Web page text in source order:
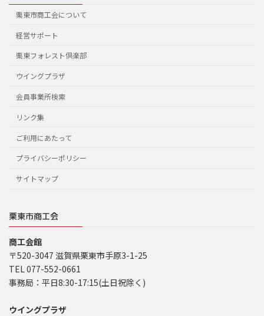
栗東市商工会について
経営サポート
栗東フォレスト倶楽部
ウイングプラザ
会員事業所検索
リンク集
ご利用にあたって
プライバシーポリシー
サイトマップ
栗東市商工会
商工会館
〒520-3047 滋賀県栗東市手原3-1-25
TEL 077-552-0661
事務局：平日8:30-17:15(土日祝除く)
ウイングプラザ